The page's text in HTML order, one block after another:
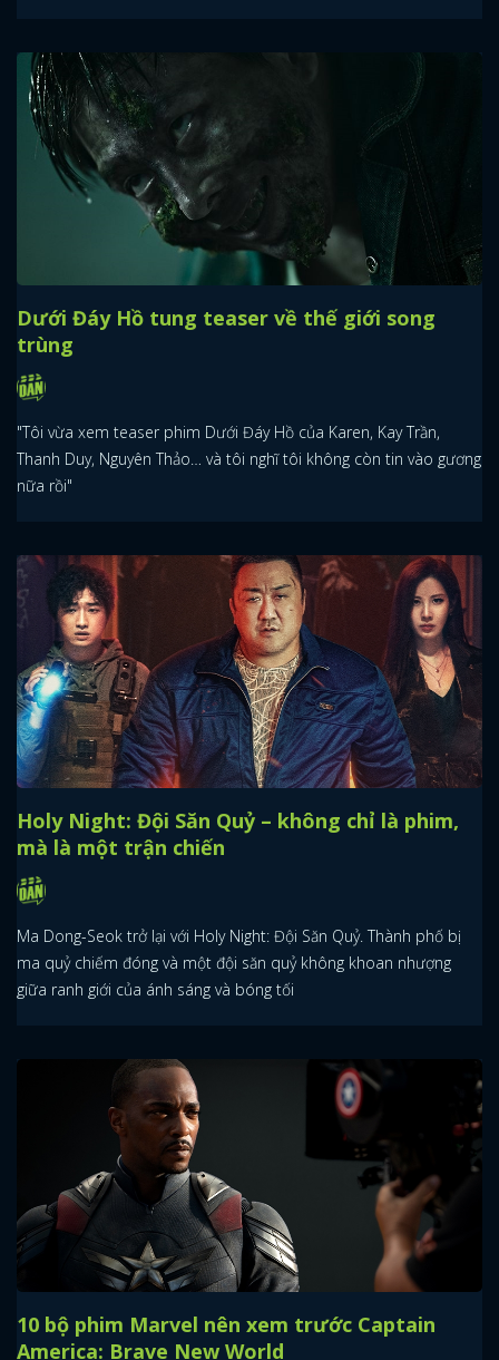
Dưới Đáy Hồ tung teaser về thế giới song
trùng
"Tôi vừa xem teaser phim Dưới Đáy Hồ của Karen, Kay Trần,
Thanh Duy, Nguyên Thảo… và tôi nghĩ tôi không còn tin vào gương
nữa rồi"
Holy Night: Đội Săn Quỷ – không chỉ là phim,
mà là một trận chiến
Ma Dong-Seok trở lại với Holy Night: Đội Săn Quỷ. Thành phố bị
ma quỷ chiếm đóng và một đội săn quỷ không khoan nhượng
giữa ranh giới của ánh sáng và bóng tối
10 bộ phim Marvel nên xem trước Captain
America: Brave New World